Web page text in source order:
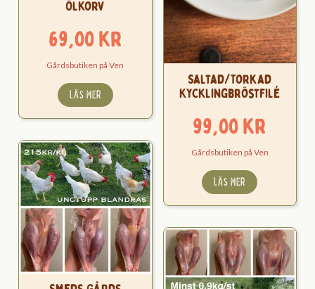
Ölkorv
69,00kr
Gårdsbutiken på Ven
LÄS MER
Saltad/Torkad
Kycklingbröstfilé
99,00kr
Gårdsbutiken på Ven
LÄS MER